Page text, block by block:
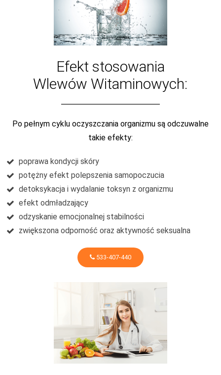
Efekt stosowania
Wlewów Witaminowych:
Po pełnym cyklu oczyszczania organizmu są odczuwalne
takie efekty:
poprawa kondycji skóry
potężny efekt polepszenia samopoczucia
detoksykacja i wydalanie toksyn z organizmu
efekt odmładzający
odzyskanie emocjonalnej stabilności
zwiększona odporność oraz aktywność seksualna
533-407-440